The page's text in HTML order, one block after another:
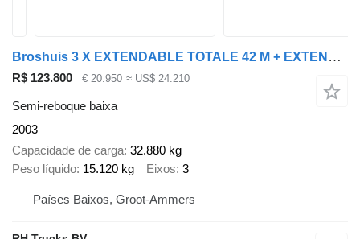
Broshuis 3 X EXTENDABLE TOTALE 42 M + EXTENSION TRACK DEFECTIVE
R$ 123.800 € 20.950 ≈ US$ 24.210
Semi-reboque baixa
2003
Capacidade de carga 32.880 kg
Peso líquido 15.120 kg Eixos 3
Países Baixos, Groot-Ammers